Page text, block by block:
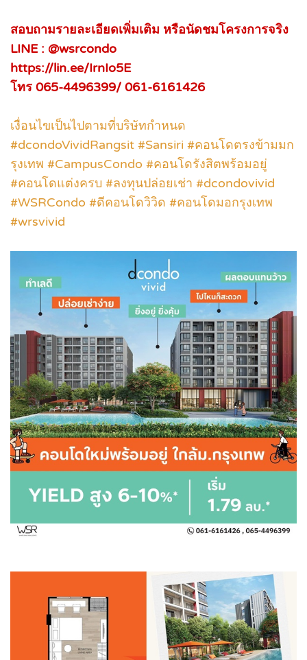
สอบถามรายละเอียดเพิ่มเติม หรือนัดชมโครงการจริง
LINE : @wsrcondo
https://lin.ee/IrnIo5E
โทร 065-4496399/ 061-6161426
เงื่อนไขเป็นไปตามที่บริษัทกำหนด
#dcondoVividRangsit #Sansiri #คอนโดตรงข้ามมก
รุงเทพ #CampusCondo #คอนโดรังสิตพร้อมอยู่
#คอนโดแต่งครบ #ลงทุนปล่อยเช่า #dcondovivid
#WSRCondo #ดีคอนโดวิวิด #คอนโดมอกรุงเทพ
#wrsvivid